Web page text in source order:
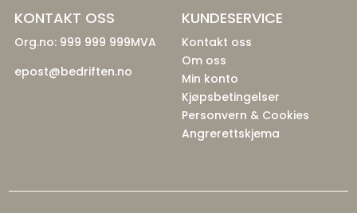
KONTAKT OSS
Org.no: 999 999 999MVA
epost@bedriften.no
KUNDESERVICE
Kontakt oss
Om oss
Min konto
Kjøpsbetingelser
Personvern & Cookies
Angrerettskjema